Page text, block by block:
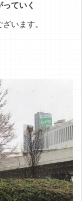
ていく
います。